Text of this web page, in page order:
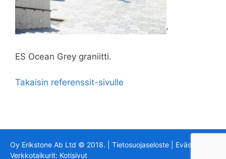
’
ES Ocean Grey graniitti.
Takaisin referenssit-sivulle
Oy Erikstone Ab Ltd © 2018. | Tietosuojaseloste Evästeet
Verkkotaikurit: Kotisivut